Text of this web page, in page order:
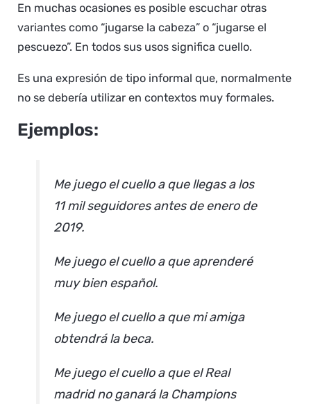
En muchas ocasiones es posible escuchar otras
variantes como “jugarse la cabeza” o “jugarse el
pescuezo”. En todos sus usos significa cuello.
Es una expresión de tipo informal que, normalmente
no se debería utilizar en contextos muy formales.
Ejemplos:
Me juego el cuello a que llegas a los
11 mil seguidores antes de enero de
2019.
Me juego el cuello a que aprenderé
muy bien español.
Me juego el cuello a que mi amiga
obtendrá la beca.
Me juego el cuello a que el Real
madrid no ganará la Champions